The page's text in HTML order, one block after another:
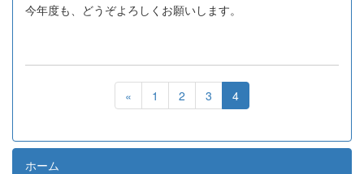
今年度も、どうぞよろしくお願いします。
« 1 2 3 4
ホーム